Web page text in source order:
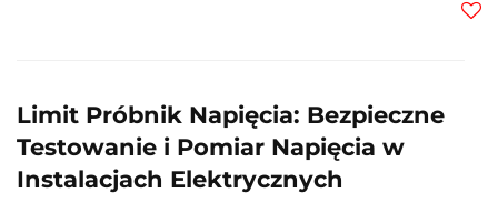
Limit Próbnik Napięcia: Bezpieczne
Testowanie i Pomiar Napięcia w
Instalacjach Elektrycznych